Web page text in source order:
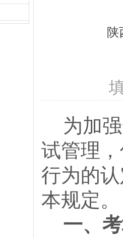
陕
为加
试管理
行为的
本规定。
一、